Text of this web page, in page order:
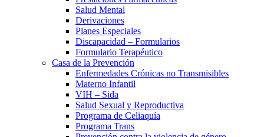
Salud Mental
Derivaciones
Planes Especiales
Discapacidad – Formularios
Formulario Terapéutico
Casa de la Prevención
Enfermedades Crónicas no Transmisibles
Materno Infantil
VIH – Sida
Salud Sexual y Reproductiva
Programa de Celiaquía
Programa Trans